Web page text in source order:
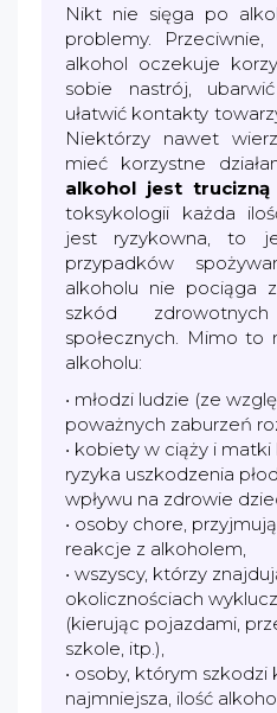
Nikt nie sięga po
problemy.
alkohol oczekuje
sobie nastrój,
ułatwić kontakty
Niektórzy nawet
mieć korzystne
alkohol jest trucizną
toksykologii każda
jest ryzykowna, to
przypadków
alkoholu nie pociąga
szkód
społecznych. Mimo to
alkoholu:
• młodzi ludzie (ze
poważnych zaburzeń
• kobiety w ciąży i
ryzyka uszkodzenia
wpływu na zdrowie
• osoby chore,
reakcje z alkoholem,
• wszyscy, którzy
okolicznościach
(kierując pojazdami,
szkole, itp.),
• osoby, którym
najmniejsza, ilość